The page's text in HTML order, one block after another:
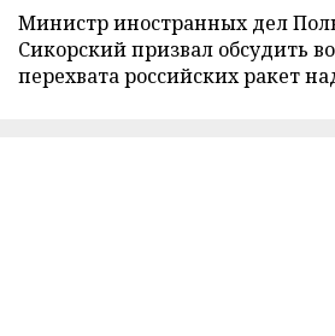
Министр иностранных дел
Сикорский призвал обсудить
перехвата российских ракет